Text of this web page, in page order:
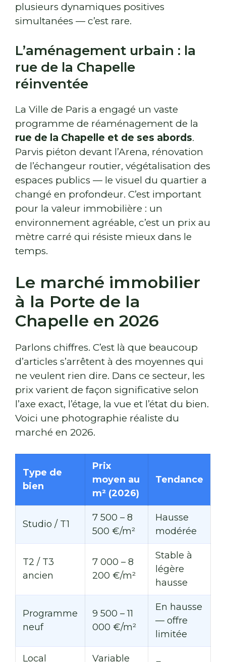
plusieurs dynamiques positives
simultanées — c’est rare.
L’aménagement urbain : la
rue de la Chapelle
réinventée
La Ville de Paris a engagé un vaste
programme de réaménagement de la
rue de la Chapelle et de ses abords.
Parvis piéton devant l’Arena, rénovation
de l’échangeur routier, végétalisation des
espaces publics — le visuel du quartier a
changé en profondeur. C’est important
pour la valeur immobilière : un
environnement agréable, c’est un prix au
mètre carré qui résiste mieux dans le
temps.
Le marché immobilier
à la Porte de la
Chapelle en 2026
Parlons chiffres. C’est là que beaucoup
d’articles s’arrêtent à des moyennes qui
ne veulent rien dire. Dans ce secteur, les
prix varient de façon significative selon
l’axe exact, l’étage, la vue et l’état du bien.
Voici une photographie réaliste du
marché en 2026.
Type de
bien
Prix
moyen au
m² (2026)
Tendance
Studio / T1
7 500 – 8
500 €/m²
Hausse
modérée
T2 / T3
ancien
7 000 – 8
200 €/m²
Stable à
légère
hausse
Programme
neuf
9 500 – 11
000 €/m²
En hausse
— offre
limitée
Local Variable